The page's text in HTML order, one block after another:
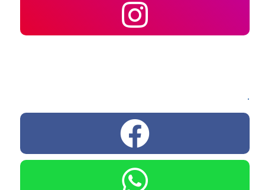
.